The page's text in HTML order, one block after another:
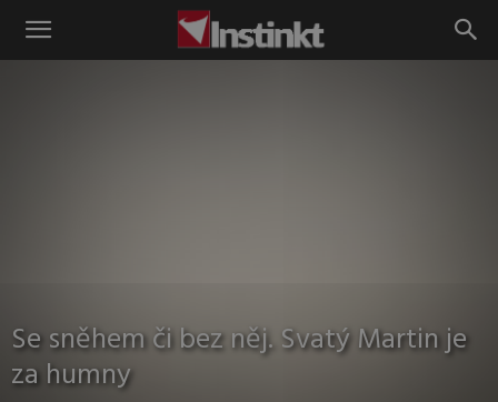
Instinkt
Se sněhem či bez něj. Svatý Martin je
za humny